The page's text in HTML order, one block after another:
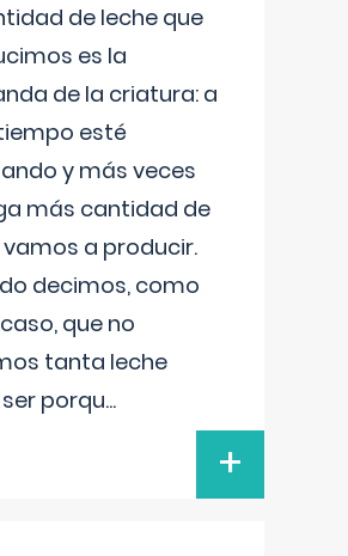
de leche que
es la
de la criatura: a
esté
y más veces
más cantidad de
vamos a producir.
decimos, como
que no
tanta leche
porqu...
+